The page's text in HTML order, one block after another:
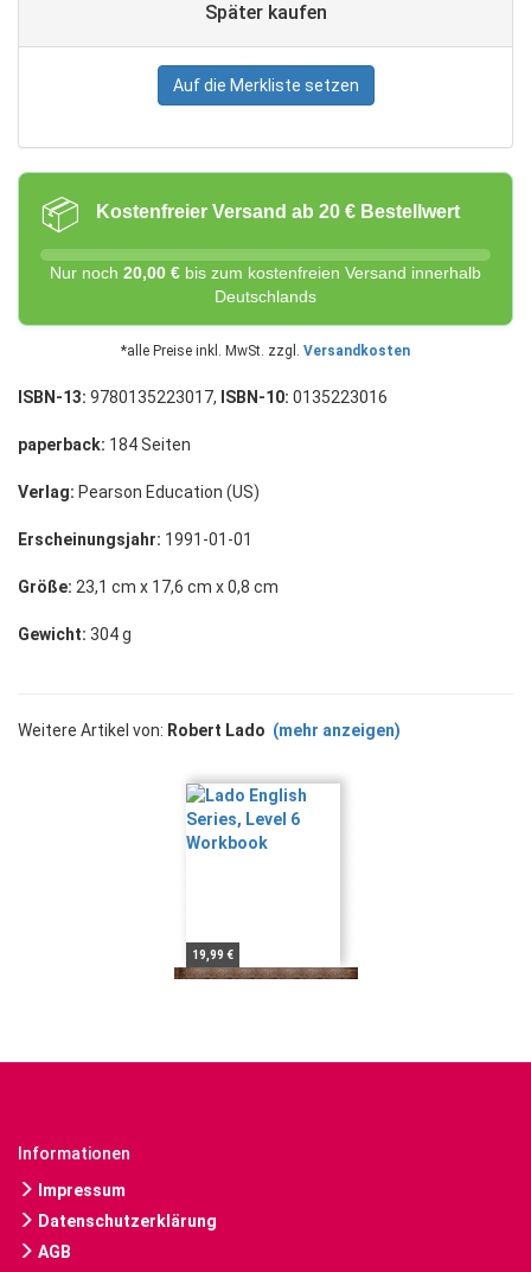
Später kaufen
Auf die Merkliste setzen
📦 Kostenfreier Versand ab 20 € Bestellwert
Nur noch 20,00 € bis zum kostenfreien Versand innerhalb
Deutschlands
*alle Preise inkl. MwSt. zzgl. Versandkosten
ISBN-13: 9780135223017, ISBN-10: 0135223016
paperback: 184 Seiten
Verlag: Pearson Education (US)
Erscheinungsjahr: 1991-01-01
Größe: 23,1 cm x 17,6 cm x 0,8 cm
Gewicht: 304 g
Weitere Artikel von: Robert Lado (mehr anzeigen)
19,99 €
Informationen
Impressum
Datenschutzerklärung
AGB